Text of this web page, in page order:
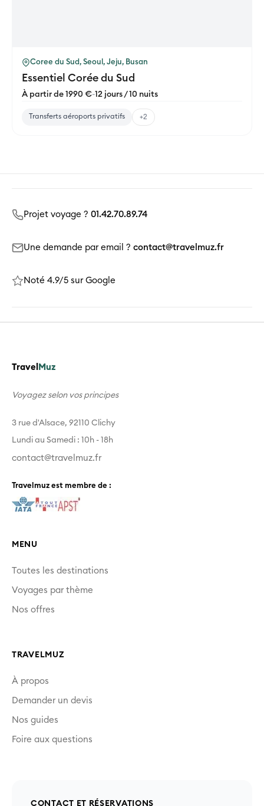
Coree du Sud, Seoul, Jeju, Busan
Essentiel Corée du Sud
À partir de 1990 €-12 jours / 10 nuits
Transferts aéroports privatifs +2
Projet voyage ? 01.42.70.89.74
Une demande par email ? contact@travelmuz.fr
Noté 4.9/5 sur Google
Travel Muz
Voyagez selon vos principes
3 rue d'Alsace, 92110 Clichy
Lundi au Samedi : 10h - 18h
contact@travelmuz.fr
Travelmuz est membre de :
MENU
Toutes les destinations
Voyages par thème
Nos offres
TRAVELMUZ
À propos
Demander un devis
Nos guides
Foire aux questions
CONTACT ET RÉSERVATIONS